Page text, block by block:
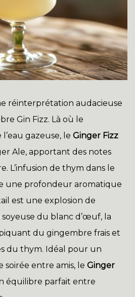
réinterprétation audacieuse
Gin Fizz. Là où le
gazeuse, le Ginger Fizz
Ale, apportant des notes
L’infusion de thym dans le
une profondeur aromatique
est une explosion de
du blanc d’œuf, la
du gingembre frais et
du thym. Idéal pour un
soirée entre amis, le Ginger
équilibre parfait entre